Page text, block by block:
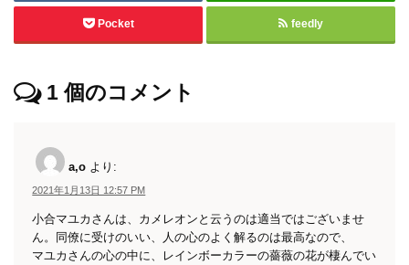
Pocket feedly
1個のコメント
a,o より:
2021年1月13日 12:57 PM
小合マユカさんは、カメレオンと云うのは適当ではございませ
ん。同僚に受けのいい、人の心のよく解るのは最高なので、
マユカさんの心の中に、レインボーカラーの薔薇の花が棲んでい